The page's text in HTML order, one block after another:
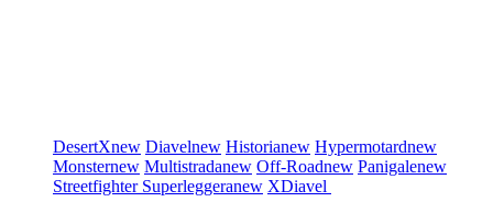
DesertXnew Diavelnew Historianew Hypermotardnew
Monsternew Multistradanew Off-Roadnew Panigalenew
Streetfighter Superleggeranew XDiavel